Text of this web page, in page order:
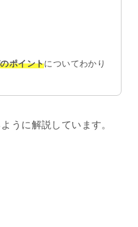
ポイントについてわかり
うに解説しています。